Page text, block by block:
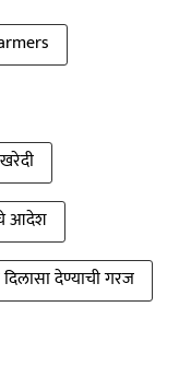
आदेश
देण्याची गरज